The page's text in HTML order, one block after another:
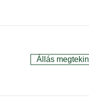
Állás